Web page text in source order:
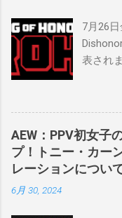
好きで
割を果
をとて
ケバン
の子供
新のシ
子プロ
し、5試
7月26
表され
を防衛
曜日の
ら活動
ストー
女子世
我の恐
AEW：PPV初女子
プ！トニー・カー
レーションについ
6月 30, 2024